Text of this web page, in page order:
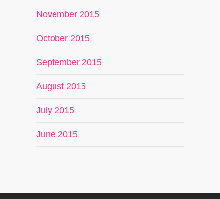
November 2015
October 2015
September 2015
August 2015
July 2015
June 2015